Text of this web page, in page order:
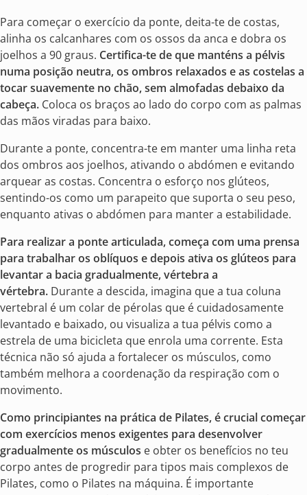
Para começar o exercício da ponte, deita-te de costas,
alinha os calcanhares com os ossos da anca e dobra os
joelhos a 90 graus. Certifica-te de que manténs a pélvis
numa posição neutra, os ombros relaxados e as costelas a
tocar suavemente no chão, sem almofadas debaixo da
cabeça. Coloca os braços ao lado do corpo com as palmas
das mãos viradas para baixo.
Durante a ponte, concentra-te em manter uma linha reta
dos ombros aos joelhos, ativando o abdómen e evitando
arquear as costas. Concentra o esforço nos glúteos,
sentindo-os como um parapeito que suporta o seu peso,
enquanto ativas o abdómen para manter a estabilidade.
Para realizar a ponte articulada, começa com uma prensa
para trabalhar os oblíquos e depois ativa os glúteos para
levantar a bacia gradualmente, vértebra a
vértebra. Durante a descida, imagina que a tua coluna
vertebral é um colar de pérolas que é cuidadosamente
levantado e baixado, ou visualiza a tua pélvis como a
estrela de uma bicicleta que enrola uma corrente. Esta
técnica não só ajuda a fortalecer os músculos, como
também melhora a coordenação da respiração com o
movimento.
Como principiantes na prática de Pilates, é crucial começar
com exercícios menos exigentes para desenvolver
gradualmente os músculos e obter os benefícios no teu
corpo antes de progredir para tipos mais complexos de
Pilates, como o Pilates na máquina. É importante